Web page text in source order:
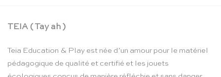
TEIA ( Tay ah )
Teia Education & Play est née d’un amour pour le matériel
pédagogique de qualité et certifié et les jouets